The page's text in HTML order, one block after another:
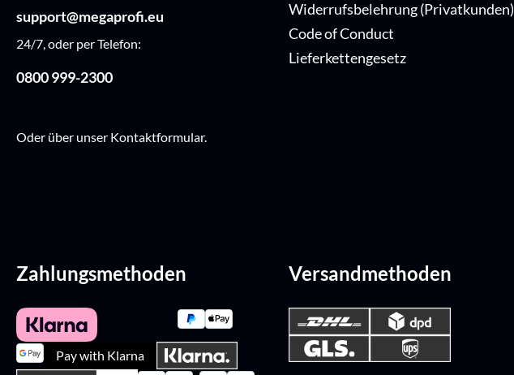
support@megaprofi.eu
24/7, oder per Telefon:
0800 999-2300
Oder über unser Kontaktformular.
Widerrufsbelehrung (Privatkunden)
Code of Conduct
Lieferkettengesetz
Zahlungsmethoden
Pay with Klarna
Versandmethoden